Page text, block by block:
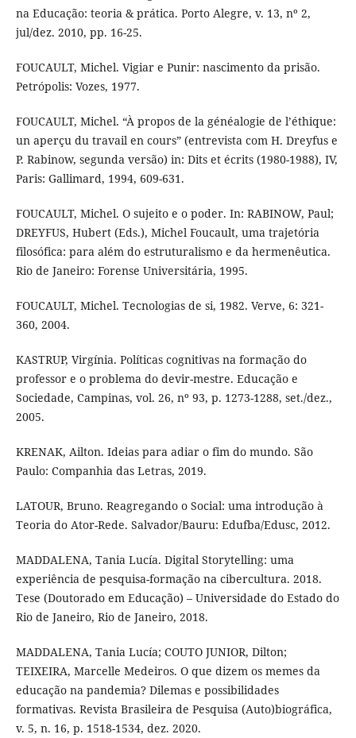
na Educação: teoria & prática. Porto Alegre, v. 13, nº 2,
jul/dez. 2010, pp. 16-25.
FOUCAULT, Michel. Vigiar e Punir: nascimento da prisão.
Petrópolis: Vozes, 1977.
FOUCAULT, Michel. “À propos de la généalogie de l’éthique:
un aperçu du travail en cours” (entrevista com H. Dreyfus e
P. Rabinow, segunda versão) in: Dits et écrits (1980-1988), IV,
Paris: Gallimard, 1994, 609-631.
FOUCAULT, Michel. O sujeito e o poder. In: RABINOW, Paul;
DREYFUS, Hubert (Eds.), Michel Foucault, uma trajetória
filosófica: para além do estruturalismo e da hermenêutica.
Rio de Janeiro: Forense Universitária, 1995.
FOUCAULT, Michel. Tecnologias de si, 1982. Verve, 6: 321-
360, 2004.
KASTRUP, Virgínia. Políticas cognitivas na formação do
professor e o problema do devir-mestre. Educação e
Sociedade, Campinas, vol. 26, nº 93, p. 1273-1288, set./dez.,
2005.
KRENAK, Ailton. Ideias para adiar o fim do mundo. São
Paulo: Companhia das Letras, 2019.
LATOUR, Bruno. Reagregando o Social: uma introdução à
Teoria do Ator-Rede. Salvador/Bauru: Edufba/Edusc, 2012.
MADDALENA, Tania Lucía. Digital Storytelling: uma
experiência de pesquisa-formação na cibercultura. 2018.
Tese (Doutorado em Educação) – Universidade do Estado do
Rio de Janeiro, Rio de Janeiro, 2018.
MADDALENA, Tania Lucía; COUTO JUNIOR, Dilton;
TEIXEIRA, Marcelle Medeiros. O que dizem os memes da
educação na pandemia? Dilemas e possibilidades
formativas. Revista Brasileira de Pesquisa (Auto)biográfica,
v. 5, n. 16, p. 1518-1534, dez. 2020.